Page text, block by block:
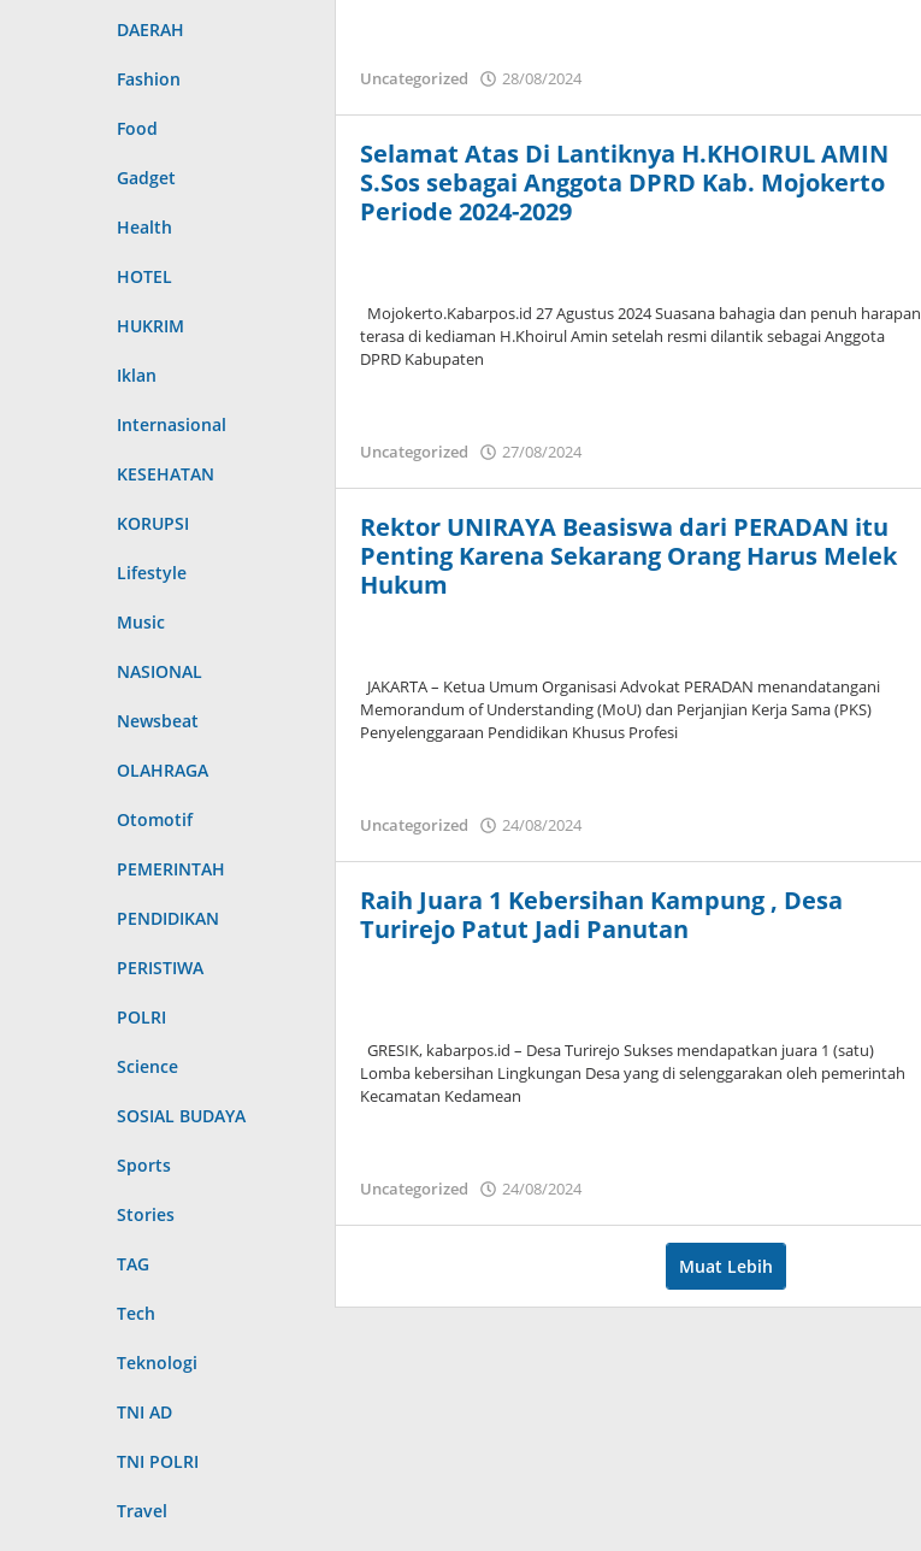
DAERAH
Fashion
Food
Gadget
Health
HOTEL
HUKRIM
Iklan
Internasional
KESEHATAN
KORUPSI
Lifestyle
Music
NASIONAL
Newsbeat
OLAHRAGA
Otomotif
PEMERINTAH
PENDIDIKAN
PERISTIWA
POLRI
Science
SOSIAL BUDAYA
Sports
Stories
TAG
Tech
Teknologi
TNI AD
TNI POLRI
Travel
Uncategorized 28/08/2024
Selamat Atas Di Lantiknya H.KHOIRUL AMIN
S.Sos sebagai Anggota DPRD Kab. Mojokerto
Periode 2024-2029
Mojokerto.Kabarpos.id 27 Agustus 2024 Suasana bahagia dan penuh harapan
terasa di kediaman H.Khoirul Amin setelah resmi dilantik sebagai Anggota
DPRD Kabupaten
Uncategorized 27/08/2024
Rektor UNIRAYA Beasiswa dari PERADAN itu
Penting Karena Sekarang Orang Harus Melek
Hukum
JAKARTA – Ketua Umum Organisasi Advokat PERADAN menandatangani
Memorandum of Understanding (MoU) dan Perjanjian Kerja Sama (PKS)
Penyelenggaraan Pendidikan Khusus Profesi
Uncategorized 24/08/2024
Raih Juara 1 Kebersihan Kampung , Desa
Turirejo Patut Jadi Panutan
GRESIK, kabarpos.id – Desa Turirejo Sukses mendapatkan juara 1 (satu)
Lomba kebersihan Lingkungan Desa yang di selenggarakan oleh pemerintah
Kecamatan Kedamean
Uncategorized 24/08/2024
Muat Lebih